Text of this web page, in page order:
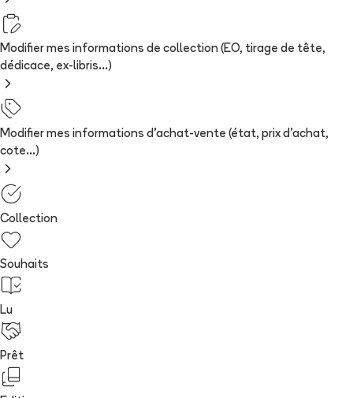
Modifier mes informations de collection (EO, tirage de tête,
dédicace, ex-libris...)
Modifier mes informations d'achat-vente (état, prix d'achat,
cote...)
Collection
Souhaits
Lu
Prêt